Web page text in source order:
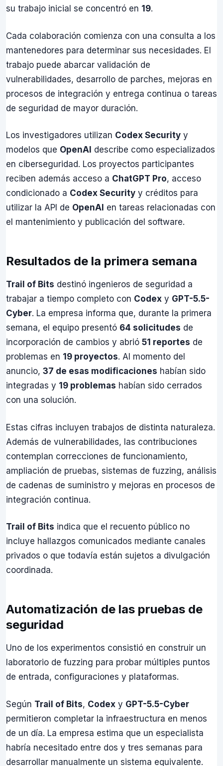
su trabajo inicial se concentró en 19.
Cada colaboración comienza con una consulta a los
mantenedores para determinar sus necesidades. El
trabajo puede abarcar validación de
vulnerabilidades, desarrollo de parches, mejoras en
procesos de integración y entrega continua o tareas
de seguridad de mayor duración.
Los investigadores utilizan Codex Security y
modelos que OpenAI describe como especializados
en ciberseguridad. Los proyectos participantes
reciben además acceso a ChatGPT Pro, acceso
condicionado a Codex Security y créditos para
utilizar la API de OpenAI en tareas relacionadas con
el mantenimiento y publicación del software.
Resultados de la primera semana
Trail of Bits destinó ingenieros de seguridad a
trabajar a tiempo completo con Codex y GPT-5.5-
Cyber. La empresa informa que, durante la primera
semana, el equipo presentó 64 solicitudes de
incorporación de cambios y abrió 51 reportes de
problemas en 19 proyectos. Al momento del
anuncio, 37 de esas modificaciones habían sido
integradas y 19 problemas habían sido cerrados
con una solución.
Estas cifras incluyen trabajos de distinta naturaleza.
Además de vulnerabilidades, las contribuciones
contemplan correcciones de funcionamiento,
ampliación de pruebas, sistemas de fuzzing, análisis
de cadenas de suministro y mejoras en procesos de
integración continua.
Trail of Bits indica que el recuento público no
incluye hallazgos comunicados mediante canales
privados o que todavía están sujetos a divulgación
coordinada.
Automatización de las pruebas de
seguridad
Uno de los experimentos consistió en construir un
laboratorio de fuzzing para probar múltiples puntos
de entrada, configuraciones y plataformas.
Según Trail of Bits, Codex y GPT-5.5-Cyber
permitieron completar la infraestructura en menos
de un día. La empresa estima que un especialista
habría necesitado entre dos y tres semanas para
desarrollar manualmente un sistema equivalente.